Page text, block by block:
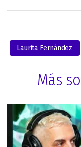
Laurita Fernández
Más